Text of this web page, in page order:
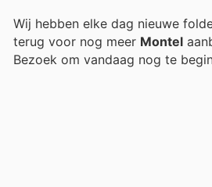
Wij hebben elke dag nieuwe
terug voor nog meer Montel
Bezoek om vandaag nog te